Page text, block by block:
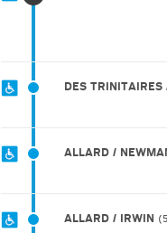
DES TRINITAIRES
ALLARD /
ALLARD / IRWIN